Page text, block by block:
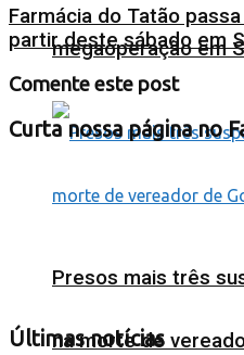
megaoperação em
Presos mais três
na morte de
Farmácia do Tatão
partir deste sábado em
Comente este post
Curta nossa página no
Últimas notícias